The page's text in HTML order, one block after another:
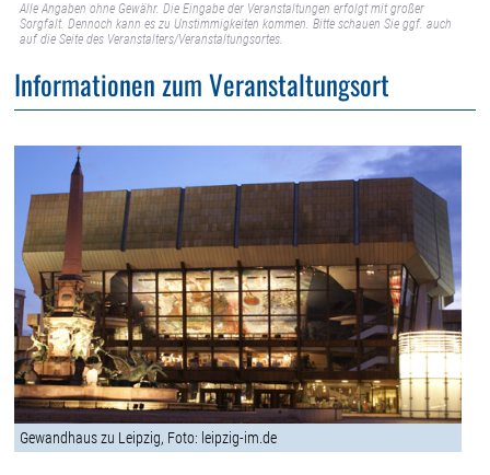
Alle Angaben ohne Gewähr. Die Eingabe der Veranstaltungen erfolgt mit großer
Sorgfalt. Dennoch kann es zu Unstimmigkeiten kommen. Bitte schauen Sie ggf. auch
auf die Seite des Veranstalters/Veranstaltungsortes.
Informationen zum Veranstaltungsort
Gewandhaus zu Leipzig, Foto: leipzig-im.de